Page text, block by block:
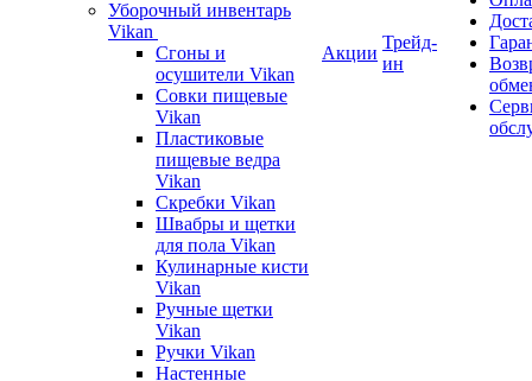
Уборочный инвентарь
Vikan
Сгоны и
осушители Vikan
Совки пищевые
Vikan
Пластиковые
пищевые ведра
Vikan
Скребки Vikan
Швабры и щетки
для пола Vikan
Кулинарные кисти
Vikan
Ручные щетки
Vikan
Ручки Vikan
Настенные
Акции
Трейд-
ин